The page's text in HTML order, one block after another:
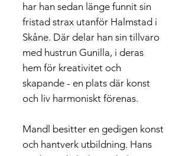
har han sedan länge funnit sin
fristad strax utanför Halmstad i
Skåne. Där delar han sin tillvaro
med hustrun Gunilla, i deras
hem för kreativitet och
skapande - en plats där konst
och liv harmoniskt förenas.
Mandl besitter en gedigen konst
och hantverk utbildning. Hans